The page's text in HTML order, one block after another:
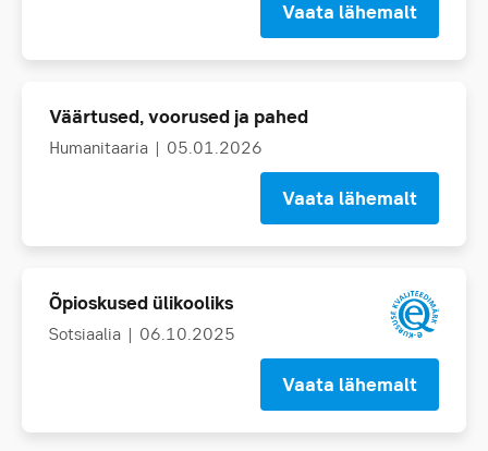
Vaata lähemalt
Väärtused, voorused ja pahed
Humanitaaria | 05.01.2026
Vaata lähemalt
Õpioskused ülikooliks
Sotsiaalia | 06.10.2025
Vaata lähemalt